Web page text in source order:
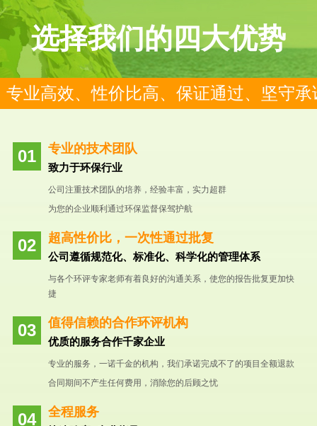
选择我们的四大优势
专业高效、性价比高、保证通过、坚守承
专业的技术团队
致力于环保行业
公司注重技术团队的培养，经验丰富，实力超群
为您的企业顺利通过环保监督保驾护航
超高性价比，一次性通过批复
公司遵循规范化、标准化、科学化的管理体系
与各个环评专家老师有着良好的沟通关系，使您的报告批复更加快
捷
值得信赖的合作环评机构
优质的服务合作千家企业
专业的服务，一诺千金的机构，我们承诺完成不了的项目全额退款
合同期间不产生任何费用，消除您的后顾之忧
全程服务